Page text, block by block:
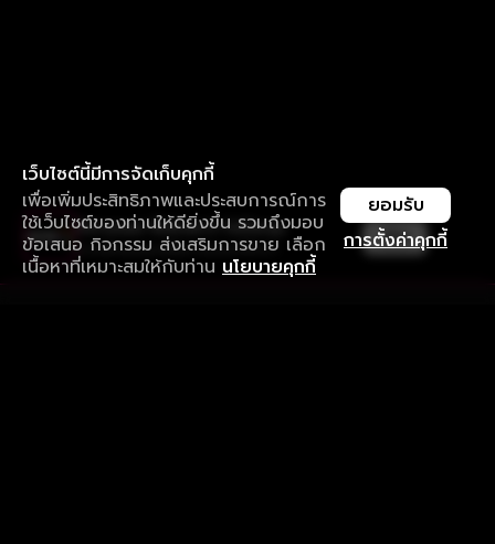
เว็บไซต์นี้มีการจัดเก็บคุกกี้
เพื่อเพิ่มประสิทธิภาพและประสบการณ์การ
ใช้เว็บไซต์ของท่านให้ดียิ่งขึ้น รวมถึงมอบ
ข้อเสนอ กิจกรรม ส่งเสริมการขาย เลือก
เนื้อหาที่เหมาะสมให้กับท่าน นโยบายคุกกี้
การตั้งค่าคุกกี้
ยอมรับ
ใช้งานแอป ลื่นไหลกว่า ไม่มีสะดุด
ดาวน์โหลดแอปเพื่อการรับชมที่ดีกว่า เปิด